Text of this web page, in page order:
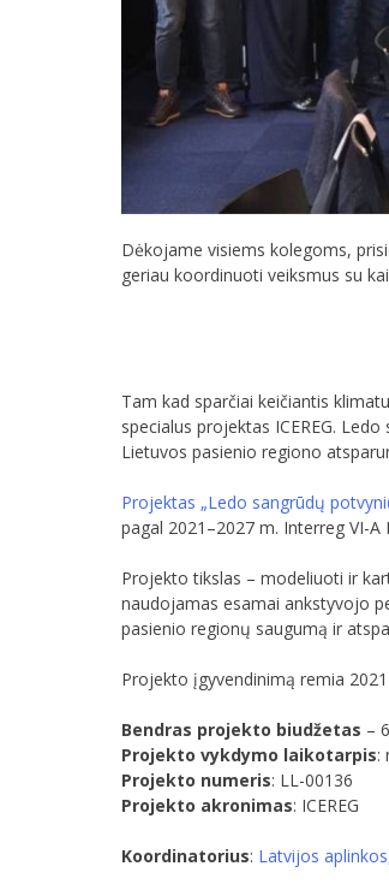
Dėkojame visiems kolegoms,
geriau koordinuoti veiksmus su
Tam kad sparčiai keičiantis
specialus projektas ICEREG.
Lietuvos pasienio regiono
Projektas „Ledo sangrūdų
pagal 2021–2027 m. Interreg VI-
Projekto tikslas – modeliuoti ir
naudojamas esamai ankstyvojo
pasienio regionų saugumą ir
Projekto įgyvendinimą remia
Bendras projekto biudžetas –
Projekto vykdymo laikotarpis:
Projekto numeris: LL-00136
Projekto akronimas: ICEREG
Koordinatorius: Latvijos